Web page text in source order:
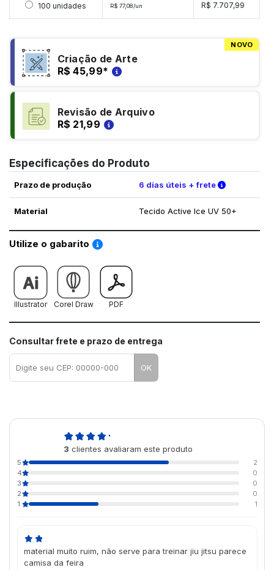
Selecionar 100 unidades
100 unidades R$ 77,08/un R$ 7.707,99
NOVO
Criação de Arte
R$ 45,99*
Revisão de Arquivo
R$ 21,99
Especificações do Produto
Prazo de produção 6 dias úteis + frete Verifique
Material Tecido Active Ice UV 50+
Utilize o gabarito Saiba como utilizar os nossos gabaritos
Illustrator Corel Draw PDF
Consultar frete e prazo de entrega
OK
3 clientes avaliaram este produto
5
2
4
0
3
0
2
0
1
1
material muito ruim, não serve para treinar jiu jitsu parece
camisa da feira